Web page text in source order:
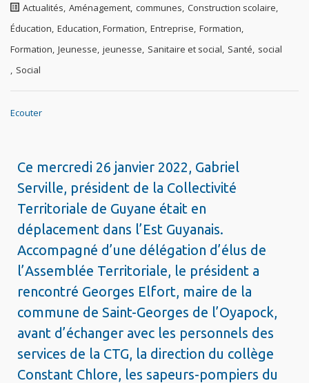
Actualités, Aménagement, communes, Construction scolaire,
Éducation, Education, Formation, Entreprise, Formation,
Formation, Jeunesse, jeunesse, Sanitaire et social, Santé, social
, Social
Ecouter
Ce mercredi 26 janvier 2022, Gabriel
Serville, président de la Collectivité
Territoriale de Guyane était en
déplacement dans l’Est Guyanais.
Accompagné d’une délégation d’élus de
l’Assemblée Territoriale, le président a
rencontré Georges Elfort, maire de la
commune de Saint-Georges de l’Oyapock,
avant d’échanger avec les personnels des
services de la CTG, la direction du collège
Constant Chlore, les sapeurs-pompiers du